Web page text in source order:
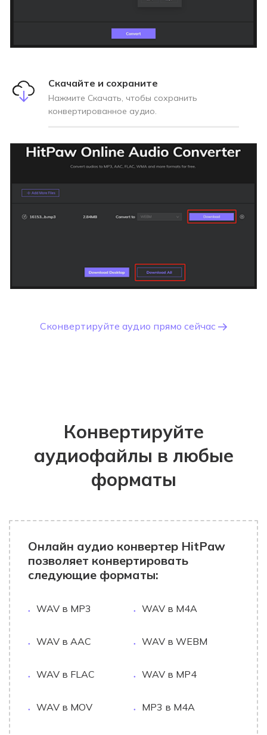
Скачайте и сохраните
Нажмите Скачать, чтобы сохранить
конвертированное аудио.
Сконвертируйте аудио прямо сейчас
Конвертируйте
аудиофайлы в любые
форматы
Онлайн аудио конвертер HitPaw
позволяет конвертировать
следующие форматы:
WAV в MP3 WAV в M4A
WAV в AAC WAV в WEBM
WAV в FLAC WAV в MP4
WAV в MOV MP3 в M4A